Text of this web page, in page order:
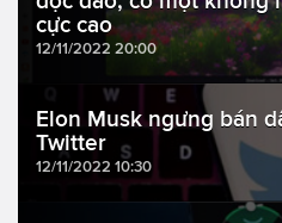
cực cao
12/11/2022 20:00
Elon Musk ngưng bán
Twitter
12/11/2022 10:30